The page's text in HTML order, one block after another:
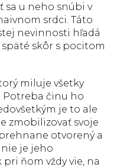
sa u neho snúbi v
srdci. Táto
nevinnosti hľadá
skôr s pocitom
miluje všetky
Potreba činu ho
je to ale
zmobilizovať svoje
otvorený a
je jeho
ňom vždy vie, na